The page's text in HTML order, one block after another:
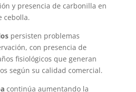
y presencia de carbonilla en
cebolla.
persisten problemas
con presencia de
fisiológicos que generan
según su calidad comercial.
continúa aumentando la